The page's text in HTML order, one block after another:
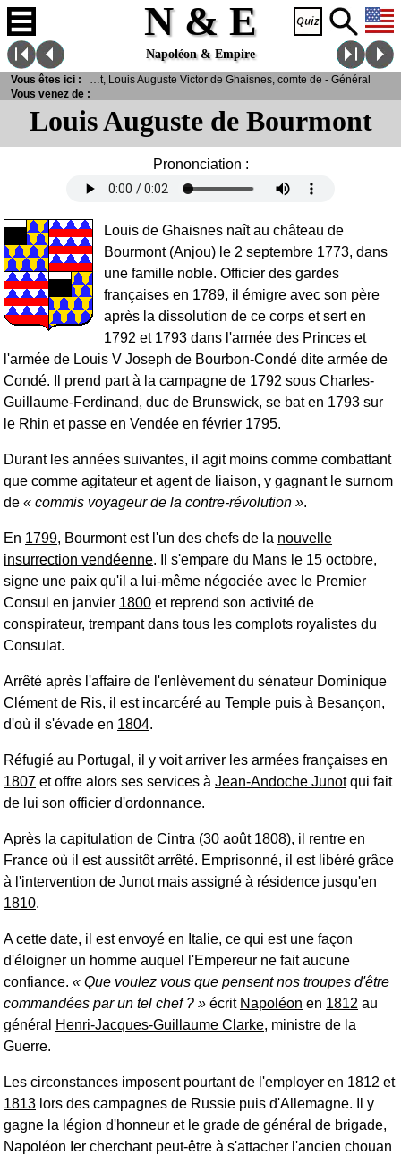
N & E
Napoléon & Empire
Louis Auguste de Bourmont
Prononciation :
Louis de Ghaisnes naît au château de
Bourmont (Anjou) le 2 septembre 1773, dans
une famille noble. Officier des gardes
françaises en 1789, il émigre avec son père
après la dissolution de ce corps et sert en
1792 et 1793 dans l'armée des Princes et
l'armée de Louis V Joseph de Bourbon-Condé dite armée de
Condé. Il prend part à la campagne de 1792 sous Charles-
Guillaume-Ferdinand, duc de Brunswick, se bat en 1793 sur
le Rhin et passe en Vendée en février 1795.
Durant les années suivantes, il agit moins comme combattant
que comme agitateur et agent de liaison, y gagnant le surnom
de
commis voyageur de la contre-révolution .
En 1799, Bourmont est l'un des chefs de la nouvelle
insurrection vendéenne. Il s'empare du Mans le 15 octobre,
signe une paix qu'il a lui-même négociée avec le Premier
Consul en janvier 1800 et reprend son activité de
conspirateur, trempant dans tous les complots royalistes du
Consulat.
Arrêté après l'affaire de l'enlèvement du sénateur Dominique
Clément de Ris, il est incarcéré au Temple puis à Besançon,
d'où il s'évade en 1804.
Réfugié au Portugal, il y voit arriver les armées françaises en
1807 et offre alors ses services à Jean-Andoche Junotqui fait
de lui son officier d'ordonnance.
Après la capitulation de Cintra (30 août 1808), il rentre en
France où il est aussitôt arrêté. Emprisonné, il est libéré grâce
à l'intervention de Junot mais assigné à résidence jusqu'en
1810.
A cette date, il est envoyé en Italie, ce qui est une façon
d'éloigner un homme auquel l'Empereur ne fait aucune
confiance.
Que voulez vous que pensent nos troupes d'être
commandées par un tel chef ?
écrit Napoléon en 1812 au
général
Henri-Jacques-Guillaume Clarke, ministre de la
Guerre.
Les circonstances imposent pourtant de l'employer en 1812 et
1813 lors des campagnes de Russie puis d'Allemagne. Il y
gagne la légion d'honneur et le grade de général de brigade,
Napoléon Ier cherchant peut-être à s'attacher l'ancien chouan
Vous êtes ici :
> Bourmont, Louis Auguste Victor de Ghaisnes, comte de - Général
Vous venez de :